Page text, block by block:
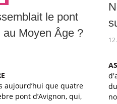
le pont
au Moyen Âge ?
aujourd’hui que quatre
pont d’Avignon, qui,